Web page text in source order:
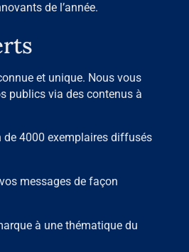
de l’année.
et unique. Nous vous
publics via des contenus à
de 4000 exemplaires diffusés
messages de façon
à une thématique du